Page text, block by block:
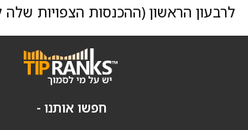
לרבעון הראשון (ההכנסות הצפויות שלה
חפשו אותנו -